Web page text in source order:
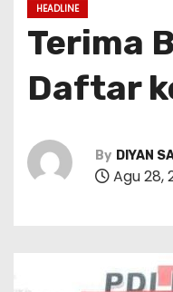
HEADLINE
Terima
Daftar
By DIYAN
Agu 28,